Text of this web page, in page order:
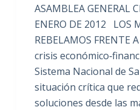
ASAMBLEA GENERAL
ENERO DE 2012 LOS
REBELAMOS FRENTE
crisis
Sistema Nacional de
situación crítica que
soluciones desde las